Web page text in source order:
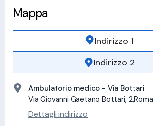
Mappa
Indirizzo 1
Indirizzo 2
Ambulatorio medico - Via Bottari
Via Giovanni Gaetano Bottari, 2,Roma
Dettagli indirizzo